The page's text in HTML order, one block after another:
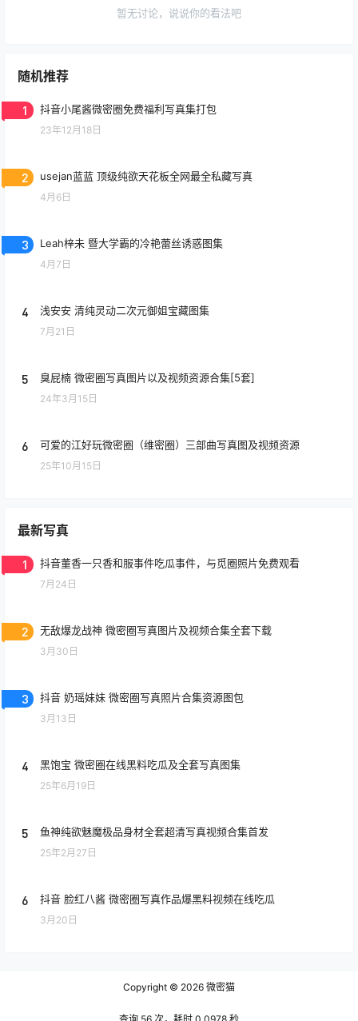
暂无讨论，说说你的看法吧
随机推荐
1 抖音小尾酱微密圈免费福利写真集打包
23年12月18日
2 usejan蓝蓝 顶级纯欲天花板全网最全私藏写真
4月6日
3 Leah梓未 暨大学霸的冷艳蕾丝诱惑图集
4月7日
4 浅安安 清纯灵动二次元御姐宝藏图集
7月21日
5 臭屁楠 微密圈写真图片以及视频资源合集[5套]
24年3月15日
6 可爱的江好玩微密圈（维密圈）三部曲写真图及视频资源
25年10月15日
最新写真
1 抖音董香一只香和服事件吃瓜事件，与觅圈照片免费观看
7月24日
2 无敌爆龙战神 微密圈写真图片及视频合集全套下载
3月30日
3 抖音 奶瑶妹妹 微密圈写真照片合集资源图包
3月13日
4 黑饱宝 微密圈在线黑料吃瓜及全套写真图集
25年6月19日
5 鱼神纯欲魅魔极品身材全套超清写真视频合集首发
25年2月27日
6 抖音 脸红八酱 微密圈写真作品爆黑料视频在线吃瓜
3月20日
Copyright © 2026 微密猫